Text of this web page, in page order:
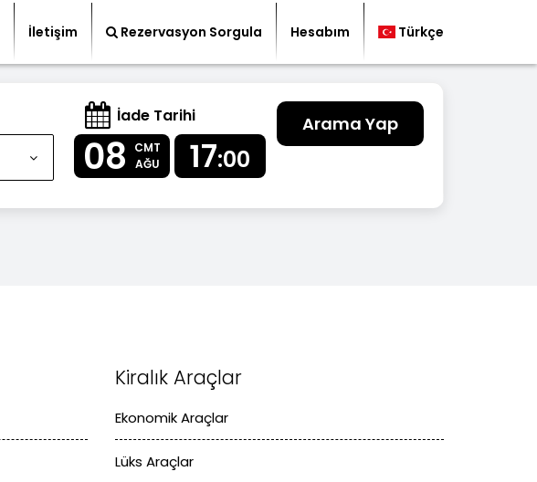
İletişim Rezervasyon Sorgula Hesabım Türkçe
İade Tarihi
08
CMT
AĞU
17:00
Arama Yap
Kiralık Araçlar
Ekonomik Araçlar
Lüks Araçlar